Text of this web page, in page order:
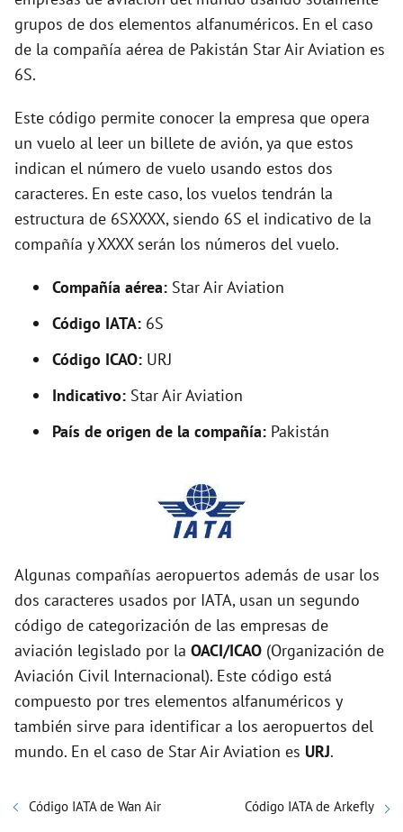
i
e
o
grupos de dos elementos alfanuméricos. En el caso
de la compañía aérea de Pakistán Star Air Aviation es
6S.
Este código permite conocer la empresa que opera
un vuelo al leer un billete de avión, ya que estos
indican el número de vuelo usando estos dos
caracteres. En este caso, los vuelos tendrán la
estructura de 6SXXXX, siendo 6S el indicativo de la
compañía y XXXX serán los números del vuelo.
Compañía aérea: Star Air Aviation
Código IATA: 6S
Código ICAO: URJ
Indicativo: Star Air Aviation
País de origen de la compañía: Pakistán
Algunas compañías aeropuertos además de usar los
dos caracteres usados por IATA, usan un segundo
código de categorización de las empresas de
aviación legislado por la OACI/ICAO (Organización de
Aviación Civil Internacional). Este código está
compuesto por tres elementos alfanuméricos y
también sirve para identificar a los aeropuertos del
mundo. En el caso de Star Air Aviation es URJ.
Código IATA de Wan Air Código IATA de Arkefly